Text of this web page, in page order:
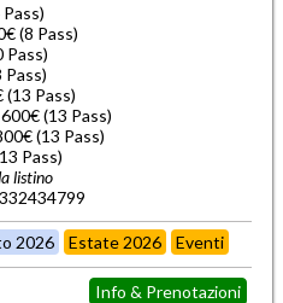
(8 Pass)
Pass)
Pass)
(13 Pass)
600€ (13 Pass)
(13 Pass)
Pass)
listino
2026 Estate 2026 Eventi
Info & Prenotazioni